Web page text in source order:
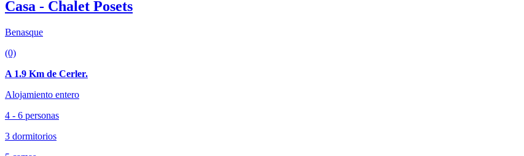
Casa - Chalet Posets
Benasque
(0)
A 1.9 Km de Cerler.
Alojamiento entero
4 - 6 personas
3 dormitorios